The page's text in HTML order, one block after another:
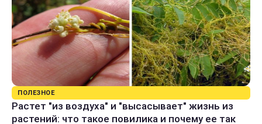
ПОЛЕЗНОЕ
Растет "из воздуха" и "высасывает" жизнь из
растений: что такое повилика и почему ее так